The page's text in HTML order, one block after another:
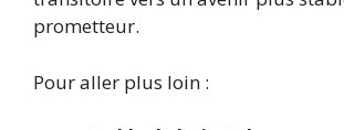
prometteur.
Pour aller plus loin :